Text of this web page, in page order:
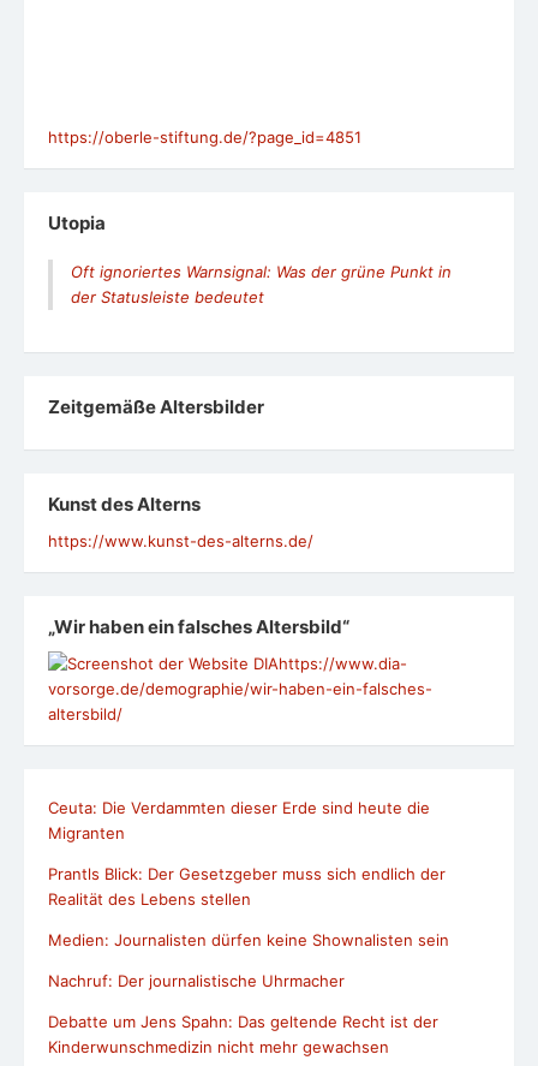
https://oberle-stiftung.de/?page_id=4851
Utopia
Oft ignoriertes Warnsignal: Was der grüne Punkt in
der Statusleiste bedeutet
Zeit­ge­mäße Alters­bil­der
Kunst des Alterns
https://www.kunst-des-alterns.de/
„Wir haben ein falsches Altersbild“
https://www.dia-
vorsorge.de/demographie/wir-haben-ein-falsches-
altersbild/
Ceuta: Die Verdammten dieser Erde sind heute die
Migranten
Prantls Blick: Der Gesetzgeber muss sich endlich der
Realität des Lebens stellen
Medien: Journalisten dürfen keine Shownalisten sein
Nachruf: Der journalistische Uhrmacher
Debatte um Jens Spahn: Das geltende Recht ist der
Kinderwunschmedizin nicht mehr gewachsen